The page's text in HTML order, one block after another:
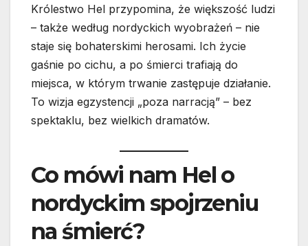
Królestwo Hel przypomina, że większość ludzi
– także według nordyckich wyobrażeń – nie
staje się bohaterskimi herosami. Ich życie
gaśnie po cichu, a po śmierci trafiają do
miejsca, w którym trwanie zastępuje działanie.
To wizja egzystencji „poza narracją” – bez
spektaklu, bez wielkich dramatów.
Co mówi nam Hel o
nordyckim spojrzeniu
na śmierć?